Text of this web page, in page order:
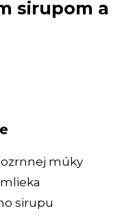
sirupom a
múky
sirupu